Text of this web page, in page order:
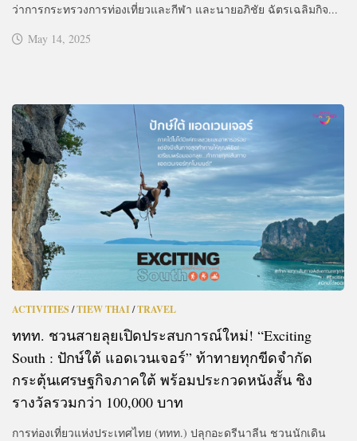
ว่าการกระทรวงการท่องเที่ยวและกีฬา และนายอภิชัย ฉัตรเฉลิมกิจ...
May 14, 2025
ACTIVITIES/TIEW THAI/TRAVEL
ททท. ชวนสายลุยเปิดประสบการณ์ใหม่! “Exciting
South : ปักษ์ใต้ แอดเวนเจอร์” ท้าทายทุกขีดจำกัด
กระตุ้นเศรษฐกิจภาคใต้ พร้อมประกวดหนังสั้น ชิง
รางวัลรวมกว่า 100,000 บาท
การท่องเที่ยวแห่งประเทศไทย (ททท.) ปลุกอะดรีนาลีน ชวนนักเดิน